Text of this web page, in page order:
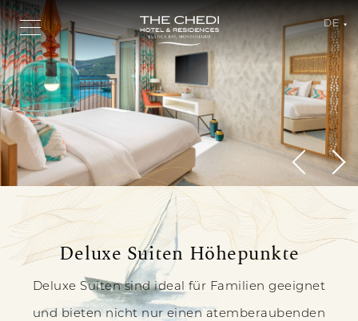
DE
DELUXE
SUITE
Deluxe
Suite
Deluxe Suiten Höhepunkte
Deluxe Suiten sind ideal für Familien geeignet
und bieten nicht nur einen atemberaubenden